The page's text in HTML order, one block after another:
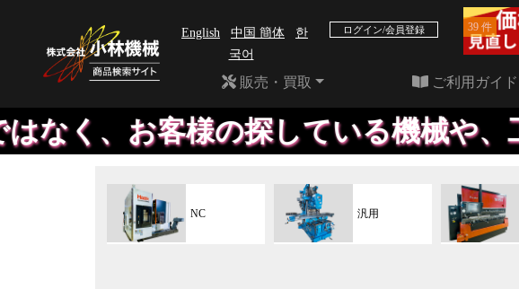
English 中国 簡体
한
국어
ログイン/会員登録 39 件
販売・買取 ご利用ガイド
様の探している機械や、工具を探
NC 汎用